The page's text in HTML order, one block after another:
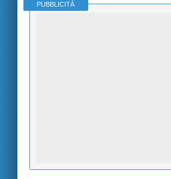
PUBBLICITÀ